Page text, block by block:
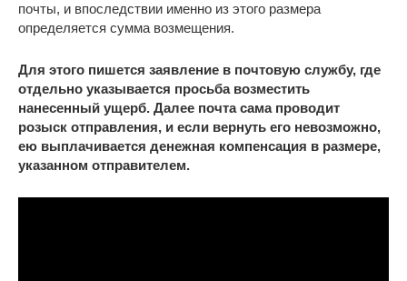
почты, и впоследствии именно из этого размера
определяется сумма возмещения.
Для этого пишется заявление в почтовую службу, где
отдельно указывается просьба возместить
нанесенный ущерб. Далее почта сама проводит
розыск отправления, и если вернуть его невозможно,
ею выплачивается денежная компенсация в размере,
указанном отправителем.